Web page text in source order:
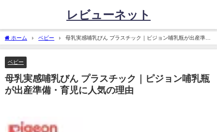
レビューネット
ホーム ベビー
母乳実感哺乳びん プラスチック｜ピジョン哺乳瓶が出産準
備・育児に人気の理由
ベビー
母乳実感哺乳びん プラスチック｜ピジョン哺乳瓶
が出産準備・育児に人気の理由